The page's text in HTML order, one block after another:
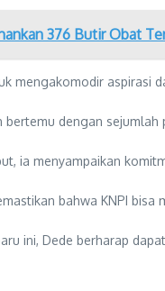
376 Butir Obat
mengakomodir aspirasi
bertemu dengan
ia menyampaikan
bahwa KNPI
ini, Dede berharap